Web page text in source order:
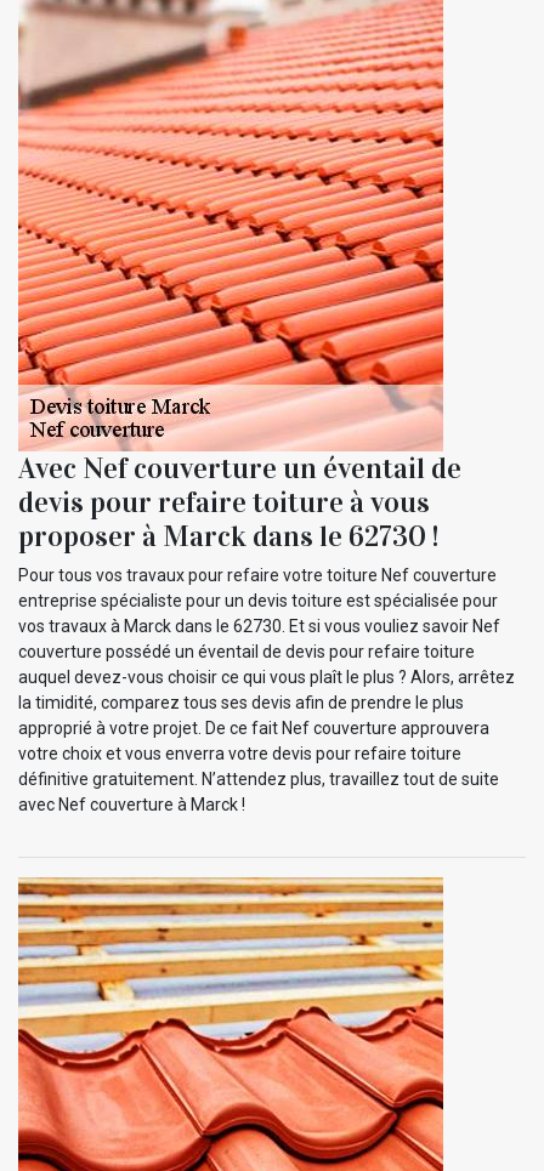
Avec Nef couverture un éventail de
devis pour refaire toiture à vous
proposer à Marck dans le 62730 !
Pour tous vos travaux pour refaire votre toiture Nef couverture
entreprise spécialiste pour un devis toiture est spécialisée pour
vos travaux à Marck dans le 62730. Et si vous vouliez savoir Nef
couverture possédé un éventail de devis pour refaire toiture
auquel devez-vous choisir ce qui vous plaît le plus ? Alors, arrêtez
la timidité, comparez tous ses devis afin de prendre le plus
approprié à votre projet. De ce fait Nef couverture approuvera
votre choix et vous enverra votre devis pour refaire toiture
définitive gratuitement. N’attendez plus, travaillez tout de suite
avec Nef couverture à Marck !